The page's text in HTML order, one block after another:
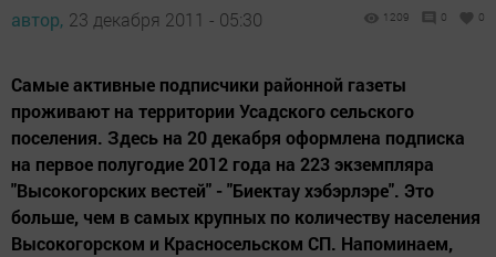
автор, 23 декабря 2011 - 05:30 1209 0 0
Самые активные подписчики районной газеты
проживают на территории Усадского сельского
поселения. Здесь на 20 декабря оформлена подписка
на первое полугодие 2012 года на 223 экземпляра
"Высокогорских вестей" - "Биектау хэбэрлэре". Это
больше, чем в самых крупных по количеству населения
Высокогорском и Красносельском СП. Напоминаем,